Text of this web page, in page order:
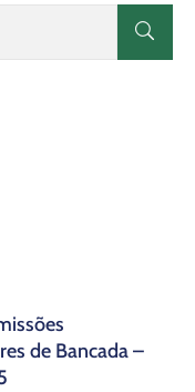
de Bancada –